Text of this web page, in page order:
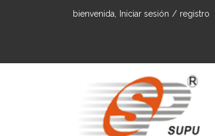
bienvenida, Iniciar sesión / registro